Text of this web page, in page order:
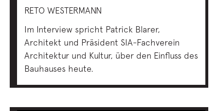
RETO WESTERMANN
Im Interview spricht Patrick Blarer,
Architekt und Präsident SIA-Fachverein
Architektur und Kultur, über den Einfluss des
Bauhauses heute.